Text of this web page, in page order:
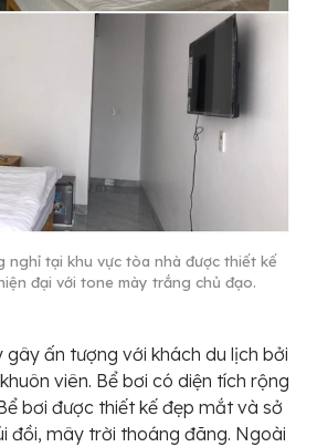
nghỉ tại khu vực tòa nhà được thiết kế
đại với tone mày trắng chủ đạo.
ấn tượng với khách du lịch bởi
viên. Bể bơi có diện tích rộng
bơi được thiết kế đẹp mắt và sở
đồi, mây trời thoáng đãng. Ngoài